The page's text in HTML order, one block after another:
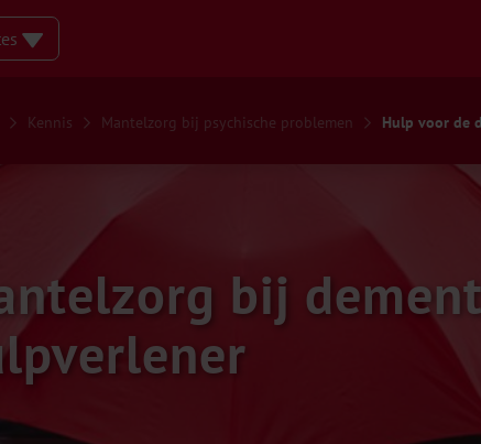
Kennis Mantelzorg bij psychische problemen Hulp voor de
bij